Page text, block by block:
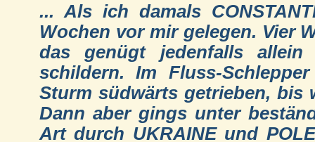
... Als ich damals
Wochen vor mir gelegen. Vier
das genügt jedenfalls
schildern. Im Fluss-
Sturm südwärts getrieben, bis
Dann aber gings unter
Art durch UKRAINE und